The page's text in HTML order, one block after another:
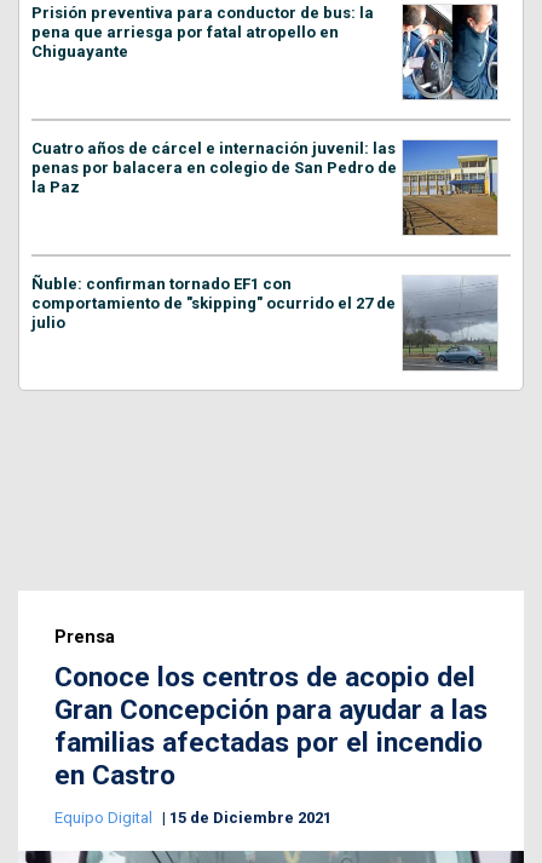
Prisión preventiva para conductor de bus: la
pena que arriesga por fatal atropello en
Chiguayante
Cuatro años de cárcel e internación juvenil: las
penas por balacera en colegio de San Pedro de
la Paz
Ñuble: confirman tornado EF1 con
comportamiento de "skipping" ocurrido el 27 de
julio
Prensa
Conoce los centros de acopio del
Gran Concepción para ayudar a las
familias afectadas por el incendio
en Castro
Equipo Digital 15 de Diciembre 2021